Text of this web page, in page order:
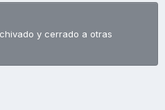
y cerrado a otras